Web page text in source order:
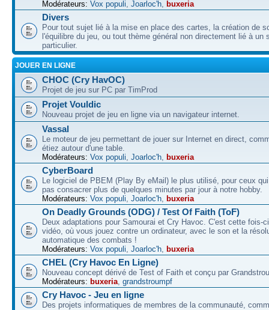
Modérateurs: Vox populi, Joarloc'h, buxeria
Divers
Pour tout sujet lié à la mise en place des cartes, la création de
l'équilibre du jeu, ou tout thème général non directement lié à un
particulier.
JOUER EN LIGNE
CHOC (Cry HavOC)
Projet de jeu sur PC par TimProd
Projet Vouldic
Nouveau projet de jeu en ligne via un navigateur internet.
Vassal
Le moteur de jeu permettant de jouer sur Internet en direct,
étiez autour d'une table.
Modérateurs: Vox populi, Joarloc'h, buxeria
CyberBoard
Le logiciel de PBEM (Play By eMail) le plus utilisé, pour ceux
pas consacrer plus de quelques minutes par jour à notre hobby.
Modérateurs: Vox populi, Joarloc'h, buxeria
On Deadly Grounds (ODG) / Test Of Faith (ToF)
Deux adaptations pour Samourai et Cry Havoc. C'est cette fois-
vidéo, où vous jouez contre un ordinateur, avec le son et la
automatique des combats !
Modérateurs: Vox populi, Joarloc'h, buxeria
CHEL (Cry Havoc En Ligne)
Nouveau concept dérivé de Test of Faith et conçu par
Modérateurs: buxeria, grandstroumpf
Cry Havoc - Jeu en ligne
Des projets informatiques de membres de la communauté,